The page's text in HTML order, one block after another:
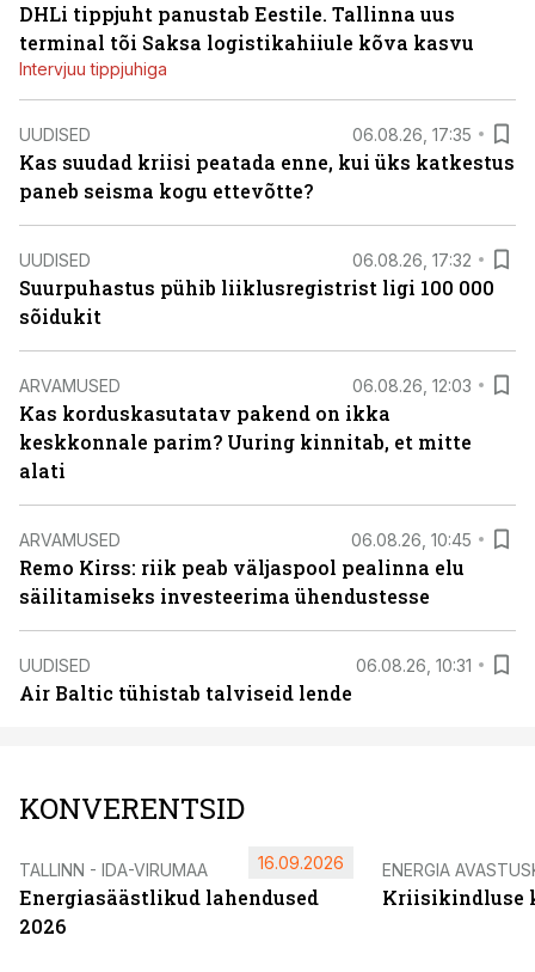
DHLi tippjuht panustab Eestile. Tallinna uus
terminal tõi Saksa logistikahiiule kõva kasvu
Intervjuu tippjuhiga
UUDISED 06.08.26, 17:35
Kas suudad kriisi peatada enne, kui üks katkestus
paneb seisma kogu ettevõtte?
UUDISED 06.08.26, 17:32
Suurpuhastus pühib liiklusregistrist ligi 100 000
sõidukit
ARVAMUSED 06.08.26, 12:03
Kas korduskasutatav pakend on ikka
keskkonnale parim? Uuring kinnitab, et mitte
alati
ARVAMUSED 06.08.26, 10:45
Remo Kirss: riik peab väljaspool pealinna elu
säilitamiseks investeerima ühendustesse
UUDISED 06.08.26, 10:31
Air Baltic tühistab talviseid lende
KONVERENTSID
TALLINN - IDA-VIRUMAA
Energiasäästlikud lahendused
2026
16.09.2026 ENERGIA
Kriisikindluse